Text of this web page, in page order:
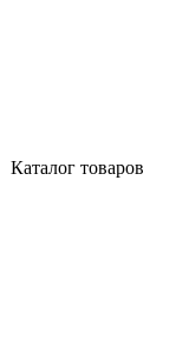
Каталог товаров